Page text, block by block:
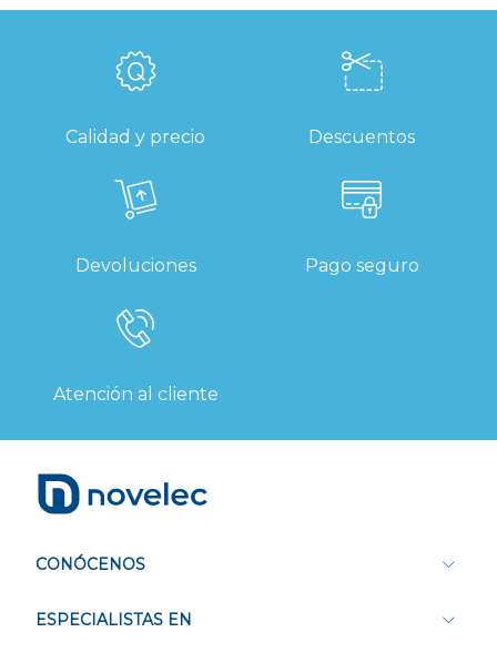
Calidad y precio Descuentos
Devoluciones Pago seguro
Atención al cliente
CONÓCENOS
ESPECIALISTAS EN